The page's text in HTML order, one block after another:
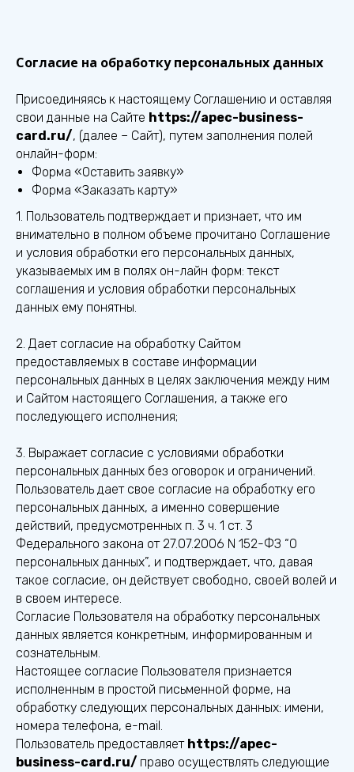
Согласие на обработку персональных данных
Присоединяясь к настоящему Соглашению и оставляя
свои данные на Сайте https://apec-business-
card.ru/, (далее – Сайт), путем заполнения полей
онлайн-форм:
Форма «Оставить заявку»
Форма «Заказать карту»
1. Пользователь подтверждает и признает, что им
внимательно в полном объеме прочитано Соглашение
и условия обработки его персональных данных,
указываемых им в полях он-лайн форм: текст
соглашения и условия обработки персональных
данных ему понятны.
2. Дает согласие на обработку Сайтом
предоставляемых в составе информации
персональных данных в целях заключения между ним
и Сайтом настоящего Соглашения, а также его
последующего исполнения;
3. Выражает согласие с условиями обработки
персональных данных без оговорок и ограничений.
Пользователь дает свое согласие на обработку его
персональных данных, а именно совершение
действий, предусмотренных п. 3 ч. 1 ст. 3
Федерального закона от 27.07.2006 N 152-ФЗ “О
персональных данных”, и подтверждает, что, давая
такое согласие, он действует свободно, своей волей и
в своем интересе.
Согласие Пользователя на обработку персональных
данных является конкретным, информированным и
сознательным.
Настоящее согласие Пользователя признается
исполненным в простой письменной форме, на
обработку следующих персональных данных: имени,
номера телефона, e-mail.
Пользователь предоставляет https://apec-
business-card.ru/ право осуществлять следующие